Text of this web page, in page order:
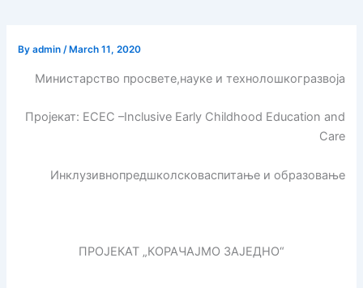
Byadmin/ March 11, 2020
Министарство просвете,науке и технолошкогразвоја
Пројекат: ECEC –Inclusive Early Childhood Education and
Care
Инклузивнопредшколсковаспитање и образовање
ПРОЈЕКАТ „КОРАЧАЈМО ЗАЈЕДНО“